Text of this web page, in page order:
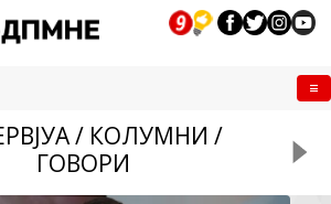
/ КОЛУМНИ /
ГОВОРИ